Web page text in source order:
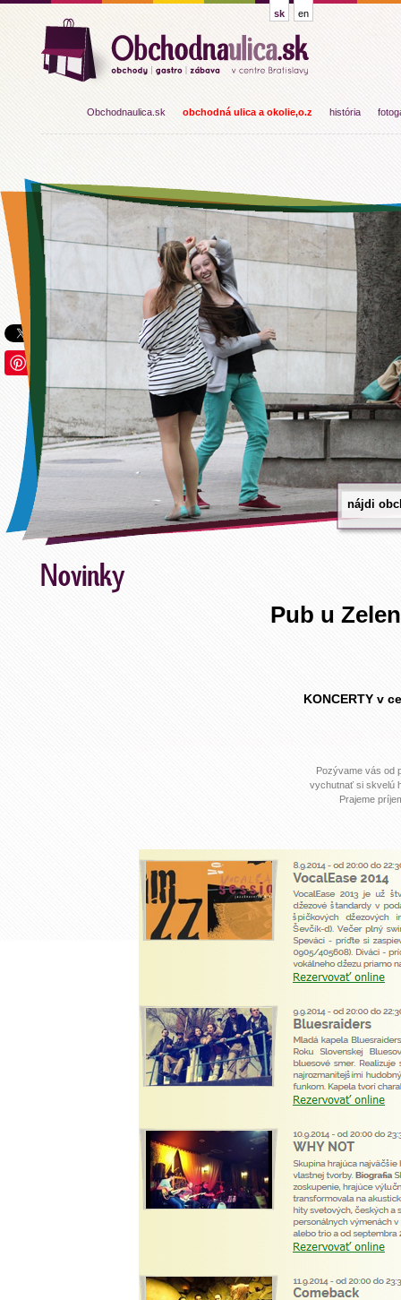
Save
sk en
Obchodnaulica.sk obchodná ulica a okolie,o.z história
Pub u
KONCERTY v
Pozývame vás od
vychutnať si skvelú
Prajeme